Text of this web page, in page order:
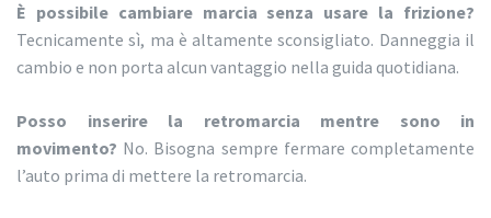
È possibile cambiare marcia senza usare la frizione?
Tecnicamente sì, ma è altamente sconsigliato. Danneggia il
cambio e non porta alcun vantaggio nella guida quotidiana.
Posso inserire la retromarcia mentre sono in
movimento? No. Bisogna sempre fermare completamente
l’auto prima di mettere la retromarcia.